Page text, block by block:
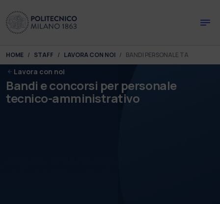
You are here:
HOME STAFF LAVORA CON NOI BANDI PERSONALE TA
Lavora con noi
Bandi e concorsi per personale
tecnico-amministrativo